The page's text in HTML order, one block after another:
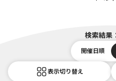
検索結果
開催日順
表示切り替え